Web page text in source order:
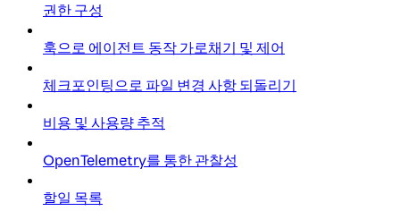
권한 구성
훅으로 에이전트 동작 가로채기 및 제어
체크포인팅으로 파일 변경 사항 되돌리기
비용 및 사용량 추적
OpenTelemetry를 통한 관찰성
할일 목록